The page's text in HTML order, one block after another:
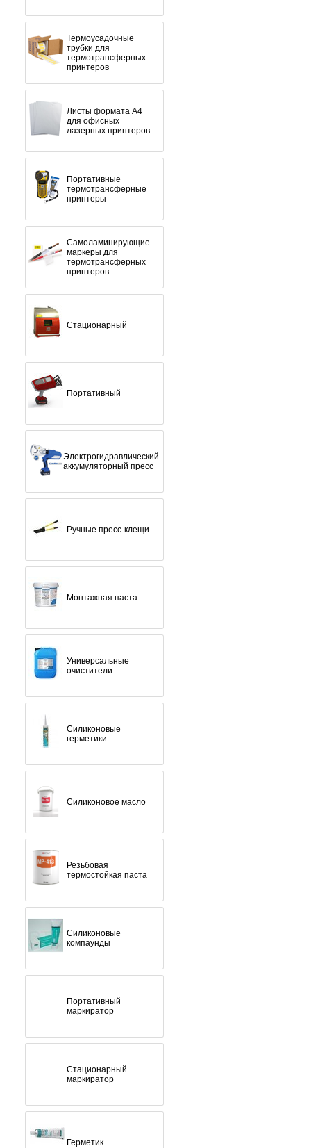
Термоусадочные
трубки для
термотрансферных
принтеров
Листы формата А4
для офисных
лазерных принтеров
Портативные
термотрансферные
принтеры
Самоламинирующие
маркеры для
термотрансферных
принтеров
Стационарный
Портативный
Электрогидравлический
аккумуляторный пресс
Ручные пресс-клещи
Монтажная паста
Универсальные
очистители
Силиконовые
герметики
Силиконовое масло
Резьбовая
термостойкая паста
Силиконовые
компаунды
Портативный
маркиратор
Стационарный
маркиратор
Герметик